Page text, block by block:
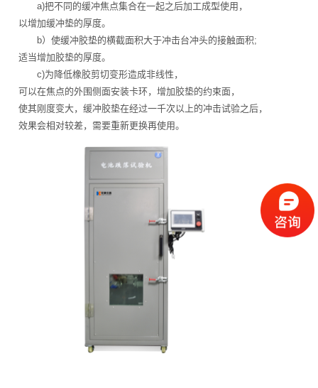
a)把不同的缓冲焦点集合在一起之后加工成型使用，
以增加缓冲垫的厚度。
b）使缓冲胶垫的横截面积大于冲击台冲头的接触面积;
适当增加胶垫的厚度。
c)为降低橡胶剪切变形造成非线性，
可以在焦点的外围侧面安装卡环，增加胶垫的约束面，
使其刚度变大，缓冲胶垫在经过一千次以上的冲击试验之后，
效果会相对较差，需要重新更换再使用。